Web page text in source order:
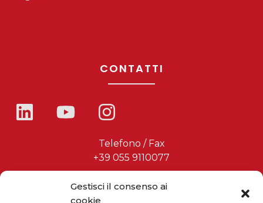
Gestisci il consenso ai
cookie
CONTATTI
Telefono / Fax
+39 055 9110077